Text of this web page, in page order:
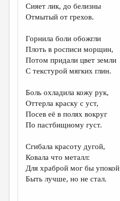
ПРАВИЛА САЙТА
ИЗБРАННОЕ
ДАЙДЖЕСТ
ПЕРЕВОДЫ
КОНКУРСЫ
КНИЖНАЯ ПОЛКА
ОБЗОР ЛИТЕРАТУРЫ
Сияет лик, до белизны
Отмытый от грехов.
Горнила боли обожгли
Плоть в росписи морщин,
Потом придали цвет земли
С текстурой мягких глин.
Боль охладила кожу рук,
Оттерла краску с уст,
Посев её в полях вокруг
По пастбищному густ.
Сгибала красоту дугой,
Ковала что металл:
Для храброй мог бы упокой
Быть лучше, но не стал.